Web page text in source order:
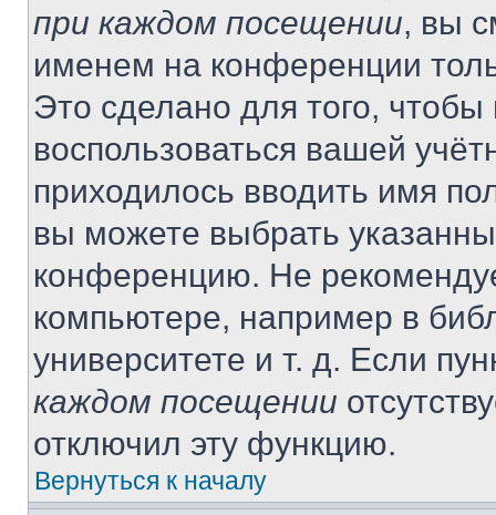
при каждом посещении, вы
именем на конференции
Это сделано для того, чтобы
воспользоваться вашей
приходилось вводить имя
вы можете выбрать
конференцию. Не
компьютере, например в
университете и т. д. Если
каждом посещении
отключил эту функцию.
Вернуться к началу